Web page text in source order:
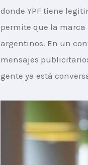
donde YPF tiene
permite que la marca
argentinos. En un
mensajes
gente ya está